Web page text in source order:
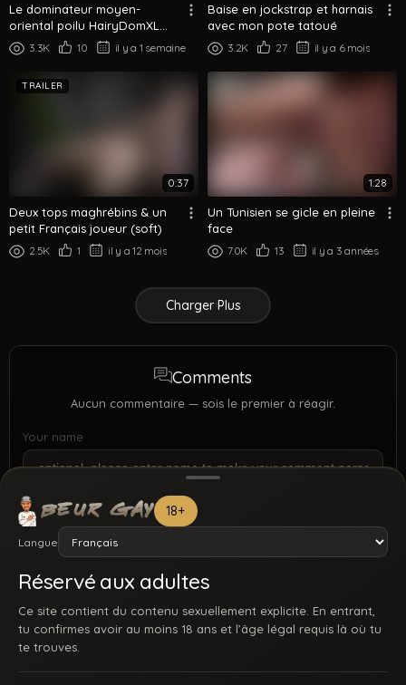
18+
Langue
Réservé aux adultes
Ce site contient du contenu sexuellement explicite. En entrant,
tu confirmes avoir au moins 18 ans et l’âge légal requis là où tu
te trouves.
Le dominateur moyen-
oriental poilu HairyDomXL
défonce un twink britannique
blond
3.3K 10 il y a 1 semaine
Baise en jockstrap et harnais
avec mon pote tatoué
3.2K 27 il y a 6 mois
TRAILER
0:37
Deux tops maghrébins & un
petit Français joueur (soft)
2.5K 1 il y a 12 mois
1:28
Un Tunisien se gicle en pleine
face
7.0K 13 il y a 3 années
Charger Plus
Comments
Aucun commentaire — sois le premier à réagir.
Your name